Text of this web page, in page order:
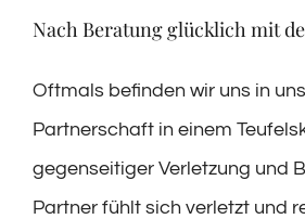
Nach Beratung glücklich mit
Oftmals befinden wir uns in
Partnerschaft in einem
gegenseitiger Verletzung und
Partner fühlt sich verletzt und